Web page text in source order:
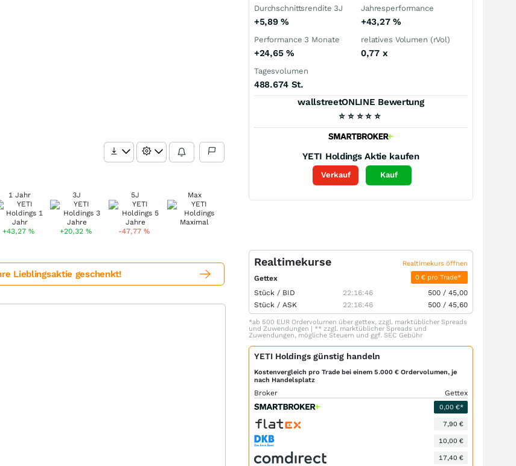
1 Jahr
+43,27%
3J
+20,32 %
5J
-47,77%
Max
Durchschnittsrendite 3J
+5,89%
Jahresperformance
+43,27 %
Performance 3 Monate
+24,65 %
relatives Volumen (rVol)
0,77 x
Tagesvolumen
488.674 St.
wallstreetONLINE Bewertung
⭐ ⭐ ⭐ ⭐ ⭐
YETI Holdings Aktie kaufen
Verkauf Kauf
Lieblingsaktie geschenkt!
Realtimekurse Realtimekurs öffnen
Gettex 0 € pro Trade*
Stück / BID 22:16:46 500 / 45,00
Stück / ASK 22:16:46 500 / 45,60
*ab 500 EUR Ordervolumen über gettex, zzgl. marktüblicher Spreads
und Zuwendungen | ** zzgl. marktüblicher Spreads und
Zuwendungen, mögliche Steuern und ggf. SEC Gebühr
YETI Holdings günstig handeln
Kostenvergleich pro Trade bei einem 5.000 € Ordervolumen, je
nach Handelsplatz
Broker Gettex
0,00 €*
7,90 €
10,00 €
17,40 €